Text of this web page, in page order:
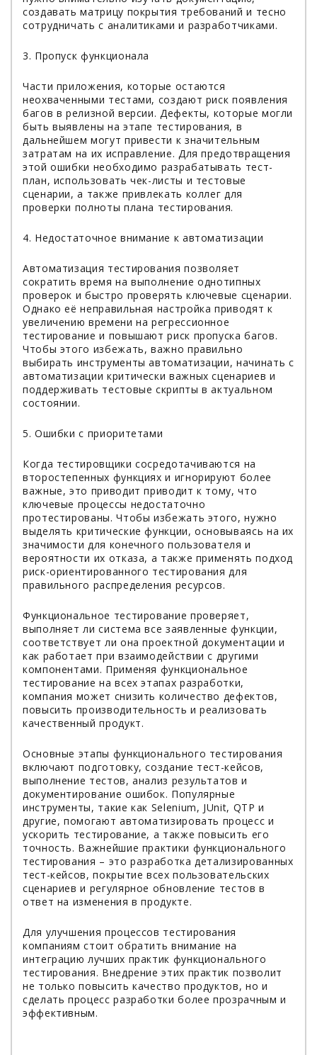
создавать матрицу покрытия требований и тесно
сотрудничать с аналитиками и разработчиками.
3. Пропуск функционала
Части приложения, которые остаются
неохваченными тестами, создают риск появления
багов в релизной версии. Дефекты, которые могли
быть выявлены на этапе тестирования, в
дальнейшем могут привести к значительным
затратам на их исправление. Для предотвращения
этой ошибки необходимо разрабатывать тест-
план, использовать чек-листы и тестовые
сценарии, а также привлекать коллег для
проверки полноты плана тестирования.
4. Недостаточное внимание к автоматизации
Автоматизация тестирования позволяет
сократить время на выполнение однотипных
проверок и быстро проверять ключевые сценарии.
Однако её неправильная настройка приводят к
увеличению времени на регрессионное
тестирование и повышают риск пропуска багов.
Чтобы этого избежать, важно правильно
выбирать инструменты автоматизации, начинать с
автоматизации критически важных сценариев и
поддерживать тестовые скрипты в актуальном
состоянии.
5. Ошибки с приоритетами
Когда тестировщики сосредотачиваются на
второстепенных функциях и игнорируют более
важные, это приводит приводит к тому, что
ключевые процессы недостаточно
протестированы. Чтобы избежать этого, нужно
выделять критические функции, основываясь на их
значимости для конечного пользователя и
вероятности их отказа, а также применять подход
риск-ориентированного тестирования для
правильного распределения ресурсов.
Функциональное тестирование проверяет,
выполняет ли система все заявленные функции,
соответствует ли она проектной документации и
как работает при взаимодействии с другими
компонентами. Применяя функциональное
тестирование на всех этапах разработки,
компания может снизить количество дефектов,
повысить производительность и реализовать
качественный продукт.
Основные этапы функционального тестирования
включают подготовку, создание тест-кейсов,
выполнение тестов, анализ результатов и
документирование ошибок. Популярные
инструменты, такие как Selenium, JUnit, QTP и
другие, помогают автоматизировать процесс и
ускорить тестирование, а также повысить его
точность. Важнейшие практики функционального
тестирования – это разработка детализированных
тест-кейсов, покрытие всех пользовательских
сценариев и регулярное обновление тестов в
ответ на изменения в продукте.
Для улучшения процессов тестирования
компаниям стоит обратить внимание на
интеграцию лучших практик функционального
тестирования. Внедрение этих практик позволит
не только повысить качество продуктов, но и
сделать процесс разработки более прозрачным и
эффективным.